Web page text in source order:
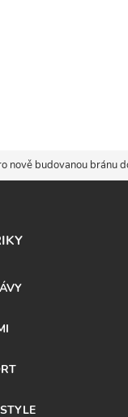
nově budovanou bránu